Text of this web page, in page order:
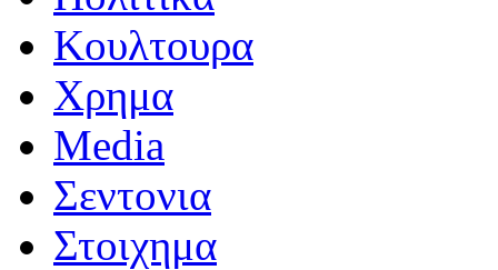
Κουλτουρα
Χρημα
Media
Σεντονια
Στοιχημα